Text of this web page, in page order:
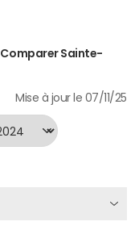
Comparer Sainte-
Mise à jour le 07/11/25